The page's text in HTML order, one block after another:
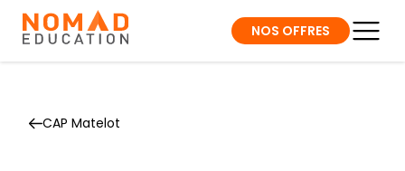
NOS OFFRES
CAP Matelot